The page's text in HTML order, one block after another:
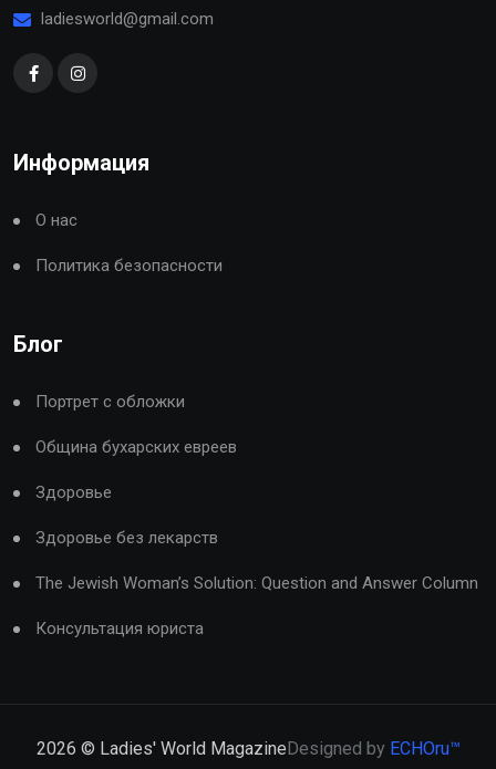
ladiesworld@gmail.com
Информация
О нас
Политика безопасности
Блог
Портрет с обложки
Община бухарских евреев
Здоровье
Здоровье без лекарств
The Jewish Woman’s Solution: Question and Answer Column
Консультация юриста
2026 © Ladies' World MagazineDesigned by ECHOru™